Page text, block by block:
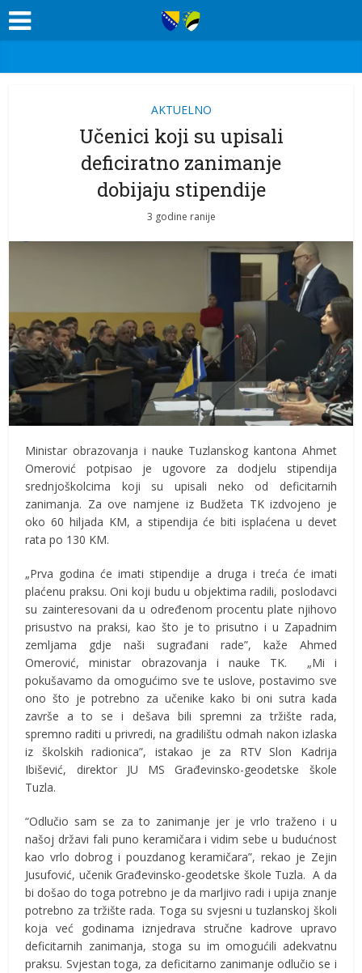
AKTUELNO
Učenici koji su upisali
deficiratno zanimanje
dobijaju stipendije
3 godine ranije
Ministar obrazovanja i nauke Tuzlanskog kantona Ahmet
Omerović potpisao je ugovore za dodjelu stipendija
srednjoškolcima koji su upisali neko od deficitarnih
zanimanja. Za ove namjene iz Budžeta TK izdvojeno je
oko 60 hiljada KM, a stipendija će biti isplaćena u devet
rata po 130 KM.
„Prva godina će imati stipendije a druga i treća će imati
plaćenu praksu. Oni koji budu u objektima radili, poslodavci
su zainteresovani da u određenom procentu plate njihovo
prisustvo na praksi, kao što je to prisutno i u Zapadnim
zemljama gdje naši sugrađani rade”, kaže Ahmed
Omerović, ministar obrazovanja i nauke TK. „Mi i
pokušavamo da omogućimo sve te uslove, postavimo sve
ono što je potrebno za učenike kako bi oni sutra kada
završe a to se i dešava bili spremni za tržište rada,
spremno raditi u privredi, na gradilištu odmah nakon izlaska
iz školskih radionica”, istakao je za RTV Slon Kadrija
Ibišević, direktor JU MS Građevinsko-geodetske škole
Tuzla.
“Odlučio sam se za to zanimanje jer je vrlo traženo i u
našoj državi fali puno keramičara i vidim sebe u budućnost
kao vrlo dobrog i pouzdanog keramičara”, rekao je Zejin
Jusufović, učenik Građevinsko-geodetske škole Tuzla. A da
bi došao do toga potrebno je da marljivo radi i upija znanje
potrebno za tržište rada. Toga su svjesni u tuzlanskoj školi
koja već godinama iznjedrava stručne kadrove upravo
deficitarnih zanimanja, stoga su im omogućili adekvatnu
praksu. Svjestan toga, za deficitarno zanimanje odlučio se i